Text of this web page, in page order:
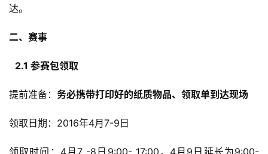
达。
二、 赛事
2.1 参赛包领取
提前准备： 务必携带打印好的纸质物品、领取单到达现场
领取日期：2016年4月7-9日
领取时间：4月7 -8日9:00- 17:00，4月9日延长为9:00-